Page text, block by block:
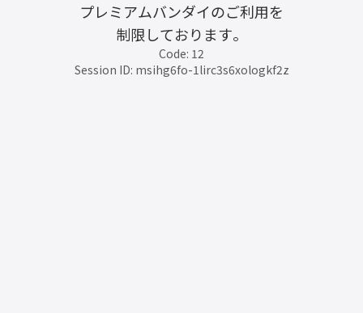
プレミアムバンダイのご利用を
制限しております。
Code: 12
Session ID: msihg6fo-1lirc3s6xologkf2z